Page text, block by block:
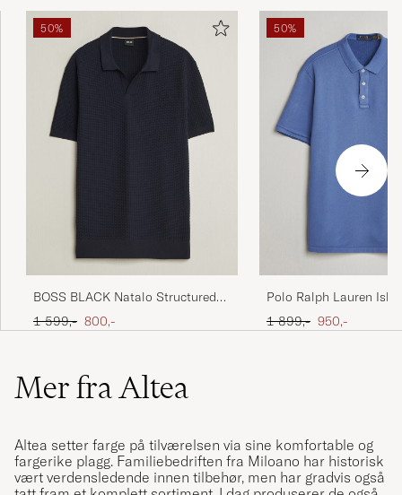
50%
BOSS BLACK Natalo Structured
Knitted Polo Dark Blue
Ordinær pris
1 599,- Nedsatt pris
800,-
50%
Polo Ralph Lauren
Polo Modern Royal
Ordinær pris
1 899,- Nedsatt pris
950,-
Mer fra Altea
Altea setter farge på tilværelsen via sine komfortable og
fargerike plagg. Familiebedriften fra Miloano har historisk
vært verdensledende innen tilbehør, men har gradvis også